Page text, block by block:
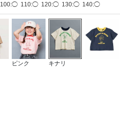
100:◯ 110:◯ 120:◯ 130:◯ 140:◯
ピンク キナリ